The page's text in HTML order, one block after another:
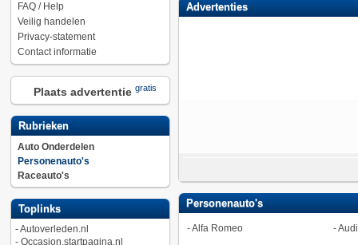
FAQ / Help
Veilig handelen
Privacy-statement
Contact informatie
Plaats advertentie gratis
Rubrieken
Auto Onderdelen
Personenauto's
Raceauto's
Toplinks
-Autoverleden.nl
- Occasion.startpagina.nl
Advertenties
Personenauto's
-Alfa Romeo -Audi